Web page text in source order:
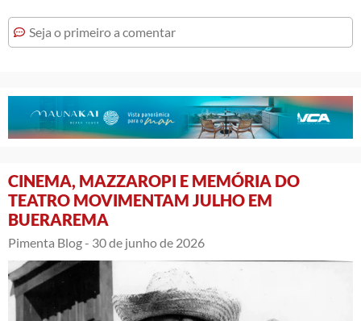
Seja o primeiro a comentar
CINEMA, MAZZAROPI E MEMÓRIA DO
TEATRO MOVIMENTAM JULHO EM
BUERAREMA
Pimenta Blog - 30 de junho de 2026